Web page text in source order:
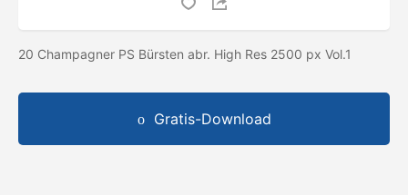
20 Champagner PS Bürsten abr. High Res 2500 px Vol.1
Gratis-Download